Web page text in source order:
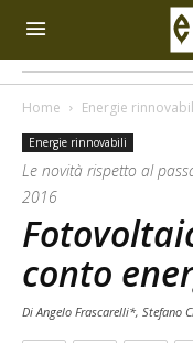
Home Energie
Energie rinnovabili
Le novità rispetto al
2016
conto
Di Angelo Frascarelli*, Stefano